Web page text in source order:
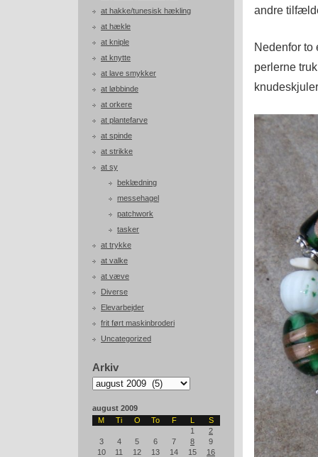
at hakke/tunesisk hækling
at hækle
at kniple
at knytte
at lave smykker
at løbbinde
at orkere
at plantefarve
at spinde
at strikke
at sy
beklædning
messehagel
patchwork
tasker
at trykke
at valke
at væve
Diverse
Elevarbejder
frit ført maskinbroderi
Uncategorized
Arkiv
Arkiv
august 2009
M
Ti O To F L
S
1
2
3
4 5 6 7 8
9
10
11 12 13 14 15
16
andre
Nedenfor to
perlerne